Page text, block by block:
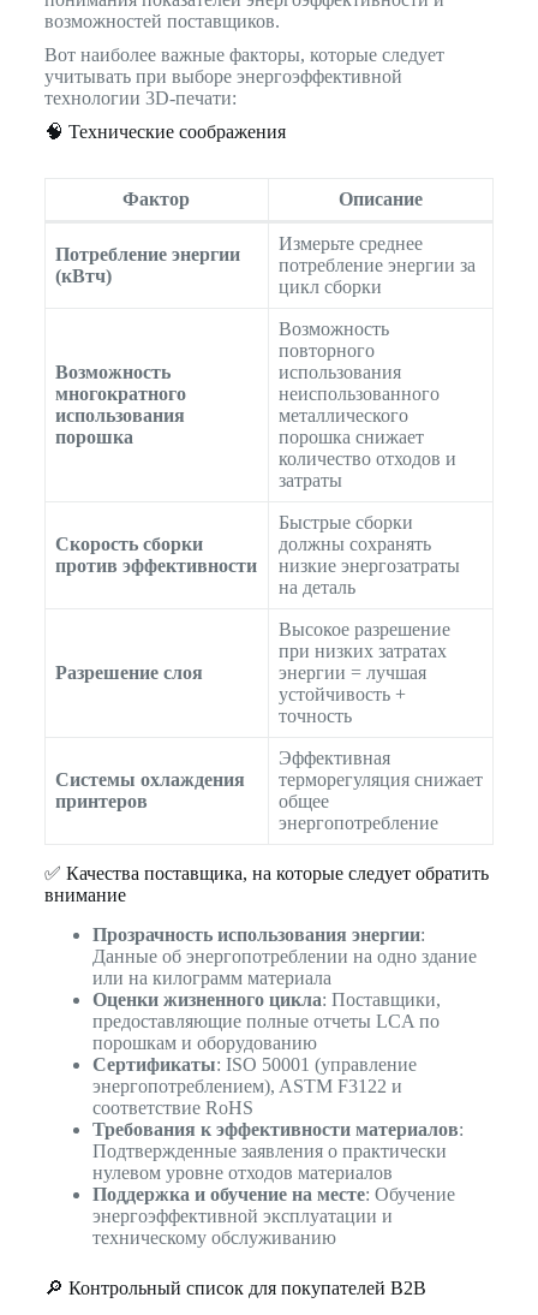
возможностей поставщиков.
Вот наиболее важные факторы, которые следует
учитывать при выборе энергоэффективной
технологии 3D-печати:
🧠 Технические соображения
Фактор Описание
Потребление энергии
(кВтч)
Измерьте среднее
потребление энергии за
цикл сборки
Возможность
многократного
использования
порошка
Возможность
повторного
использования
неиспользованного
металлического
порошка снижает
количество отходов и
затраты
Скорость сборки
против эффективности
Быстрые сборки
должны сохранять
низкие энергозатраты
на деталь
Разрешение слоя
Высокое разрешение
при низких затратах
энергии = лучшая
устойчивость +
точность
Системы охлаждения
принтеров
Эффективная
терморегуляция снижает
общее
энергопотребление
✅ Качества поставщика, на которые следует обратить
внимание
Прозрачность использования энергии:
Данные об энергопотреблении на одно здание
или на килограмм материала
Оценки жизненного цикла: Поставщики,
предоставляющие полные отчеты LCA по
порошкам и оборудованию
Сертификаты: ISO 50001 (управление
энергопотреблением), ASTM F3122 и
соответствие RoHS
Требования к эффективности материалов:
Подтвержденные заявления о практически
нулевом уровне отходов материалов
Поддержка и обучение на месте: Обучение
энергоэффективной эксплуатации и
техническому обслуживанию
🔎 Контрольный список для покупателей B2B